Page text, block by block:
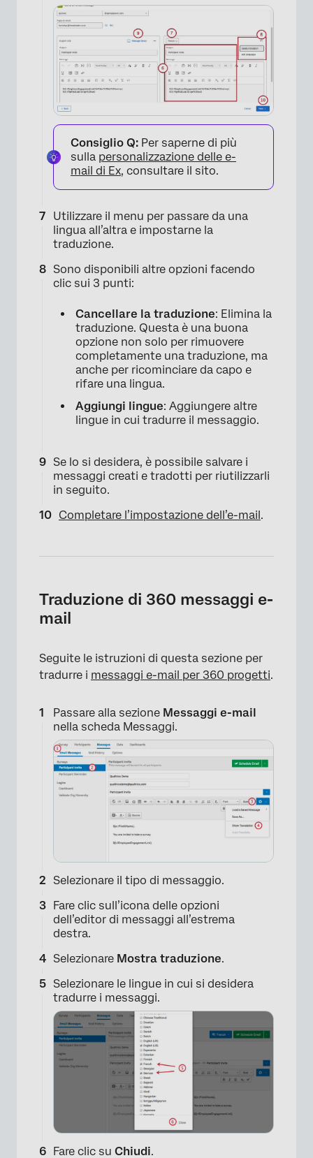
×
Consiglio Q: Per saperne di più
sulla personalizzazione delle e-
mail di Ex, consultare il sito.
Utilizzare il menu per passare da una
lingua all’altra e impostarne la
traduzione.
Sono disponibili altre opzioni facendo
clic sui 3 punti:
Cancellare la traduzione: Elimina la
traduzione. Questa è una buona
opzione non solo per rimuovere
completamente una traduzione, ma
anche per ricominciare da capo e
rifare una lingua.
Aggiungi lingue: Aggiungere altre
lingue in cui tradurre il messaggio.
Se lo si desidera, è possibile salvare i
messaggi creati e tradotti per riutilizzarli
in seguito.
Completare l’impostazione dell’e-mail .
Traduzione di 360 messaggi e-
mail
Seguite le istruzioni di questa sezione per
tradurre i messaggi e-mail per 360 progetti.
Passare alla sezione Messaggi e-mail
nella scheda Messaggi.
Selezionare il tipo di messaggio.
Fare clic sull’icona delle opzioni
dell’editor di messaggi all’estrema
destra.
Selezionare Mostra traduzione.
Selezionare le lingue in cui si desidera
tradurre i messaggi.
Fare clic su Chiudi.